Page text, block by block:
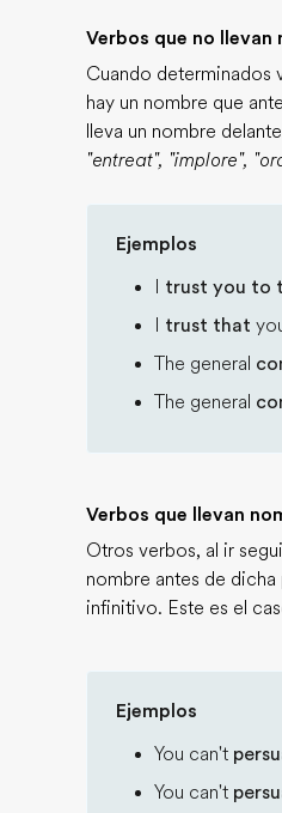
Verbos que no
Cuando determinados
hay un nombre que
lleva un nombre
"entreat", "implore",
Ejemplos
trust you to
trust that
The general
The general
Verbos que llevan
Otros verbos, al ir
nombre antes de
infinitivo. Este es el
Ejemplos
You can't
You can't